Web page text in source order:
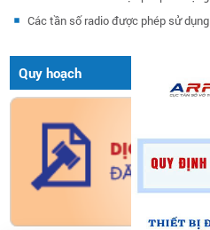
Các tần số radio được phép sử dụng
Quy hoạch